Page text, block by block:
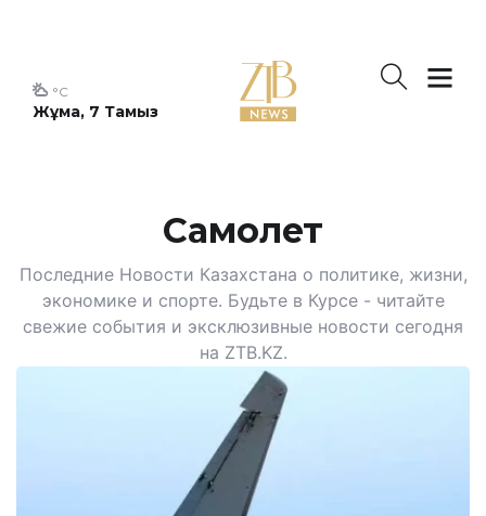
Жұма, 7 Тамыз
°C
Самолет
Последние Новости Казахстана о политике, жизни,
экономике и спорте. Будьте в Курсе - читайте
свежие события и эксклюзивные новости сегодня
на ZTB.KZ.